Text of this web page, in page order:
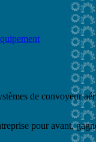
de convoyeur
pour avant,